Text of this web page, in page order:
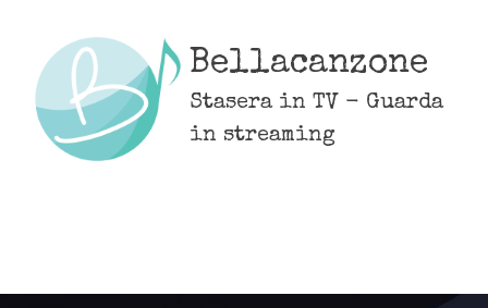
content
Bellacanzone
Stasera in TV - Guarda
in streaming